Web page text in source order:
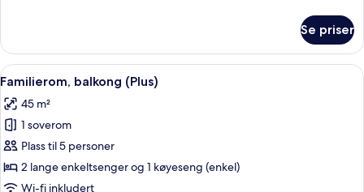
–
deluxe,
balkong,
Se priser
Åpne
alle
bildene
av
Familierom,
balkong
(Plus)
Familierom, balkong (Plus) |
5
Familierom, balkong (Plus)
45 m²
1 soverom
Plass til 5 personer
2 lange enkeltsenger og 1 køyeseng (enkel)
Wi-fi inkludert